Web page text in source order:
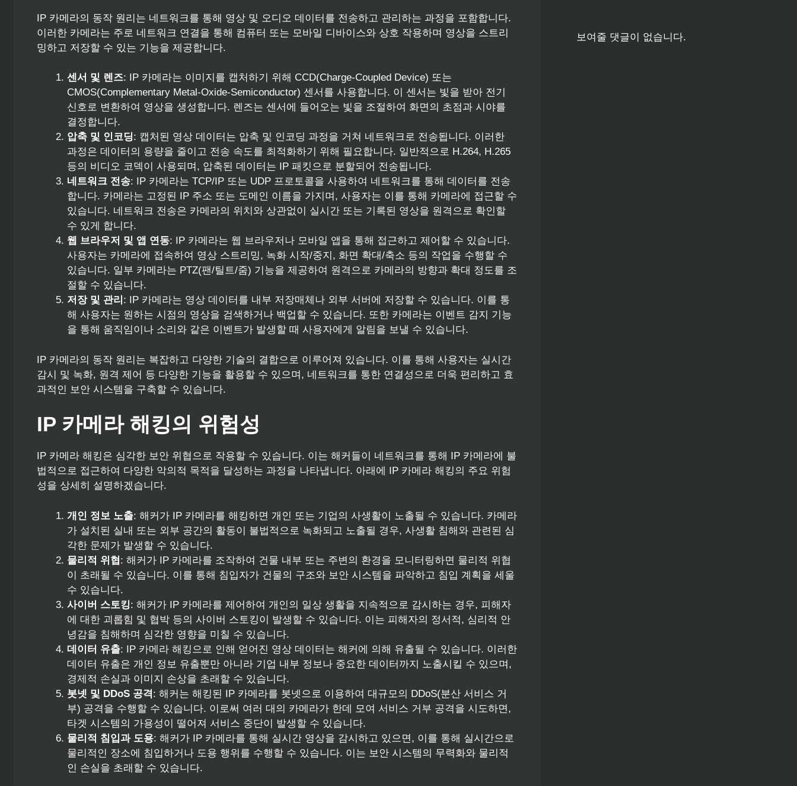
IP 카메라의 동작 원리는 네트워크를 통해 영상 및 오디오 데이터를 전송하고 관리하는 과정을 포함합니다.
이러한 카메라는 주로 네트워크 연결을 통해 컴퓨터 또는 모바일 디바이스와 상호 작용하며 영상을 스트리
밍하고 저장할 수 있는 기능을 제공합니다.
센서 및 렌즈: IP 카메라는 이미지를 캡처하기 위해 CCD(Charge-Coupled Device) 또는
CMOS(Complementary Metal-Oxide-Semiconductor) 센서를 사용합니다. 이 센서는 빛을 받아 전기
신호로 변환하여 영상을 생성합니다. 렌즈는 센서에 들어오는 빛을 조절하여 화면의 초점과 시야를
결정합니다.
압축 및 인코딩: 캡처된 영상 데이터는 압축 및 인코딩 과정을 거쳐 네트워크로 전송됩니다. 이러한
과정은 데이터의 용량을 줄이고 전송 속도를 최적화하기 위해 필요합니다. 일반적으로 H.264, H.265
등의 비디오 코덱이 사용되며, 압축된 데이터는 IP 패킷으로 분할되어 전송됩니다.
네트워크 전송: IP 카메라는 TCP/IP 또는 UDP 프로토콜을 사용하여 네트워크를 통해 데이터를 전송
합니다. 카메라는 고정된 IP 주소 또는 도메인 이름을 가지며, 사용자는 이를 통해 카메라에 접근할 수
있습니다. 네트워크 전송은 카메라의 위치와 상관없이 실시간 또는 기록된 영상을 원격으로 확인할
수 있게 합니다.
웹 브라우저 및 앱 연동: IP 카메라는 웹 브라우저나 모바일 앱을 통해 접근하고 제어할 수 있습니다.
사용자는 카메라에 접속하여 영상 스트리밍, 녹화 시작/중지, 화면 확대/축소 등의 작업을 수행할 수
있습니다. 일부 카메라는 PTZ(팬/틸트/줌) 기능을 제공하여 원격으로 카메라의 방향과 확대 정도를 조
절할 수 있습니다.
저장 및 관리 : IP 카메라는 영상 데이터를 내부 저장매체나 외부 서버에 저장할 수 있습니다. 이를 통
해 사용자는 원하는 시점의 영상을 검색하거나 백업할 수 있습니다. 또한 카메라는 이벤트 감지 기능
을 통해 움직임이나 소리와 같은 이벤트가 발생할 때 사용자에게 알림을 보낼 수 있습니다.
IP 카메라의 동작 원리는 복잡하고 다양한 기술의 결합으로 이루어져 있습니다. 이를 통해 사용자는 실시간
감시 및 녹화, 원격 제어 등 다양한 기능을 활용할 수 있으며, 네트워크를 통한 연결성으로 더욱 편리하고 효
과적인 보안 시스템을 구축할 수 있습니다.
IP 카메라 해킹의 위험성
IP 카메라 해킹은 심각한 보안 위협으로 작용할 수 있습니다. 이는 해커들이 네트워크를 통해 IP 카메라에 불
법적으로 접근하여 다양한 악의적 목적을 달성하는 과정을 나타냅니다. 아래에 IP 카메라 해킹의 주요 위험
성을 상세히 설명하겠습니다.
개인 정보 노출: 해커가 IP 카메라를 해킹하면 개인 또는 기업의 사생활이 노출될 수 있습니다. 카메라
가 설치된 실내 또는 외부 공간의 활동이 불법적으로 녹화되고 노출될 경우, 사생활 침해와 관련된 심
각한 문제가 발생할 수 있습니다.
물리적 위협 : 해커가 IP 카메라를 조작하여 건물 내부 또는 주변의 환경을 모니터링하면 물리적 위협
이 초래될 수 있습니다. 이를 통해 침입자가 건물의 구조와 보안 시스템을 파악하고 침입 계획을 세울
수 있습니다.
사이버 스토킹: 해커가 IP 카메라를 제어하여 개인의 일상 생활을 지속적으로 감시하는 경우, 피해자
에 대한 괴롭힘 및 협박 등의 사이버 스토킹이 발생할 수 있습니다. 이는 피해자의 정서적, 심리적 안
녕감을 침해하며 심각한 영향을 미칠 수 있습니다.
데이터 유출: IP 카메라 해킹으로 인해 얻어진 영상 데이터는 해커에 의해 유출될 수 있습니다. 이러한
데이터 유출은 개인 정보 유출뿐만 아니라 기업 내부 정보나 중요한 데이터까지 노출시킬 수 있으며,
경제적 손실과 이미지 손상을 초래할 수 있습니다.
봇넷 및 DDoS 공격: 해커는 해킹된 IP 카메라를 봇넷으로 이용하여 대규모의 DDoS(분산 서비스 거
부) 공격을 수행할 수 있습니다. 이로써 여러 대의 카메라가 한데 모여 서비스 거부 공격을 시도하면,
타겟 시스템의 가용성이 떨어져 서비스 중단이 발생할 수 있습니다.
물리적 침입과 도용: 해커가 IP 카메라를 통해 실시간 영상을 감시하고 있으면, 이를 통해 실시간으로
물리적인 장소에 침입하거나 도용 행위를 수행할 수 있습니다. 이는 보안 시스템의 무력화와 물리적
인 손실을 초래할 수 있습니다.
보여줄 댓글이 없습니다.